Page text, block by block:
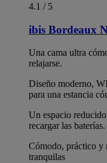
4.1 / 5
ibis Bordeaux
Una cama ultra
relajarse.
Diseño moderno,
para una estancia
Un espacio
recargar las baterías.
Cómodo, práctico y
tranquilas